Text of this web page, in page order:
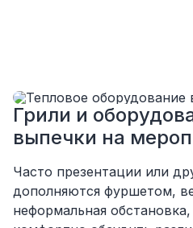
Грили и
выпечки на
Часто презентации или
дополняются фуршетом,
неформальная